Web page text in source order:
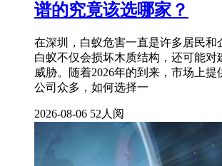
谱的究竟该选哪家？
在深圳，白蚁危害一直是许多居民和
白蚁不仅会损坏木质结构，还可能对
威胁。随着2026年的到来，市场上提
公司众多，如何选择一
2026-08-06 52人阅